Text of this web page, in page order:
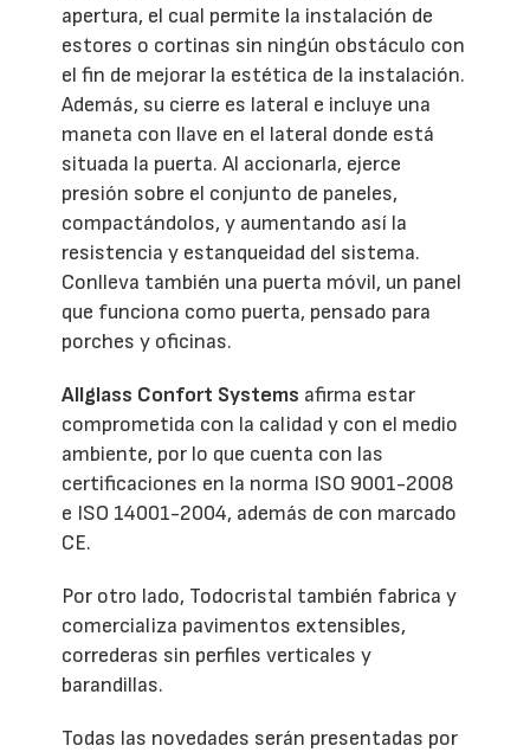
apertura, el cual permite la instalación de
estores o cortinas sin ningún obstáculo con
el fin de mejorar la estética de la instalación.
Además, su cierre es lateral e incluye una
maneta con llave en el lateral donde está
situada la puerta. Al accionarla, ejerce
presión sobre el conjunto de paneles,
compactándolos, y aumentando así la
resistencia y estanqueidad del sistema.
Conlleva también una puerta móvil, un panel
que funciona como puerta, pensado para
porches y oficinas.
Allglass Confort Systems afirma estar
comprometida con la calidad y con el medio
ambiente, por lo que cuenta con las
certificaciones en la norma ISO 9001-2008
e ISO 14001-2004, además de con marcado
CE.
Por otro lado, Todocristal también fabrica y
comercializa pavimentos extensibles,
correderas sin perfiles verticales y
barandillas.
Todas las novedades serán presentadas por